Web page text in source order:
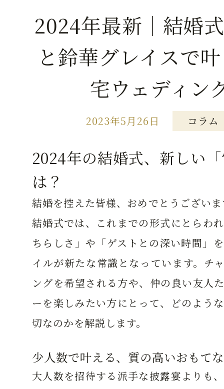
2024年最新｜結婚
と鈴華グレイスで
宅ウェディン
2023年5月26日 コラム
2024年の結婚式、新しい
は？
結婚を控えた皆様、おめでとうござい
結婚式では、これまでの形式にとらわ
ちらしさ」や「ゲストとの深い時間」
イルが新たな常識となっています。チ
ングを希望される方や、仲の良い友人
ーを楽しみたい方にとって、どのよう
切なのかを解説します。
少人数で叶える、質の高いおもて
大人数を招待する派手な披露宴よりも